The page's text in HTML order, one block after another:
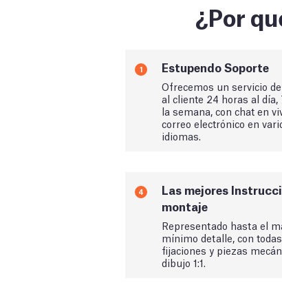
¿Por
1 Estupendo Soporte
Ofrecemos un servicio
al cliente 24 horas al día,
la semana, con chat en
correo electrónico en
idiomas.
4
Las mejores
montaje
Representado hasta el
mínimo detalle, con
fijaciones y piezas
dibujo 1:1.